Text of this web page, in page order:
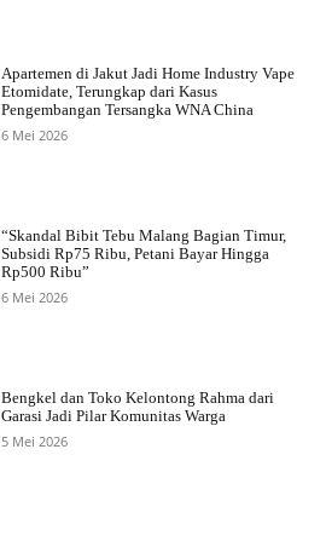
Apartemen di Jakut Jadi Home Industry Vape
Etomidate, Terungkap dari Kasus
Pengembangan Tersangka WNA China
6 Mei 2026
“Skandal Bibit Tebu Malang Bagian Timur,
Subsidi Rp75 Ribu, Petani Bayar Hingga
Rp500 Ribu”
6 Mei 2026
Bengkel dan Toko Kelontong Rahma dari
Garasi Jadi Pilar Komunitas Warga
5 Mei 2026